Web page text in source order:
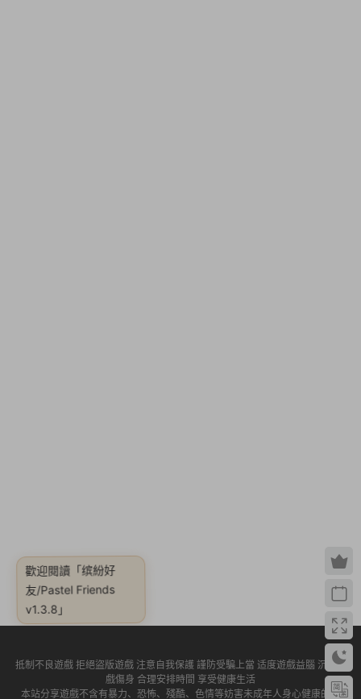
抵制不良遊戲 拒絕盜版遊戲 注意自我保護 謹防受騙上當 适度遊戲益腦 沉迷遊
戲傷身 合理安排時間 享受健康生活
本站分享遊戲不含有暴力、恐怖、殘酷、色情等妨害未成年人身心健康的内
歡迎閱讀 「缤紛好
友/Pastel Friends
v1.3.8」